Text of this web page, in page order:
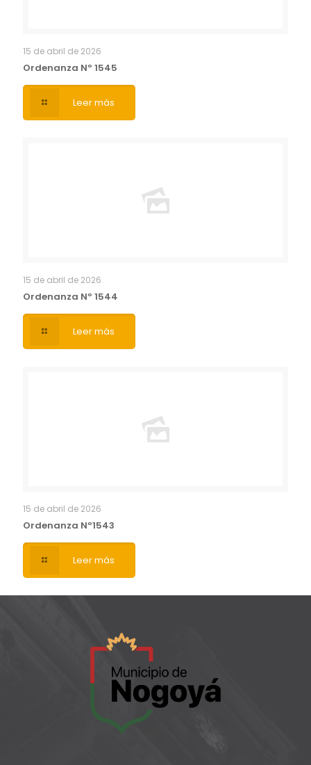
15 de abril de 2026
Ordenanza Nº 1545
Leer más
15 de abril de 2026
Ordenanza Nº 1544
Leer más
15 de abril de 2026
Ordenanza Nº1543
Leer más